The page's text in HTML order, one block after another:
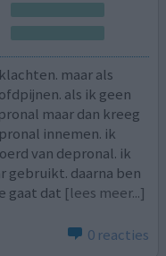
maar als
als ik geen
maar dan kreeg
innemen. ik
van depronal. ik
gebruikt. daarna ben
gaat dat [lees meer...]
0 reacties